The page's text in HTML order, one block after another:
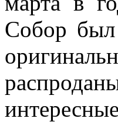
Собор был